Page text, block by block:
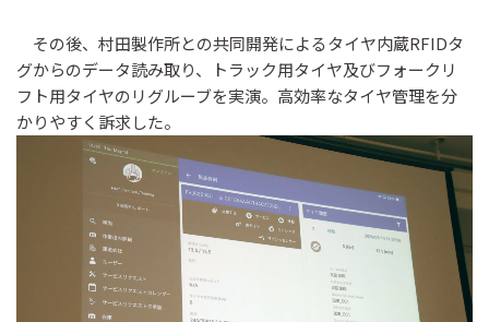
その後、村田製作所との共同開発によるタイヤ内蔵RFIDタ
グからのデータ読み取り、トラック用タイヤ及びフォークリ
フト用タイヤのリグルーブを実演。高効率なタイヤ管理を分
かりやすく訴求した。